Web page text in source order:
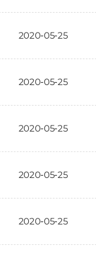
2020-05-25
2020-05-25
2020-05-25
2020-05-25
2020-05-25